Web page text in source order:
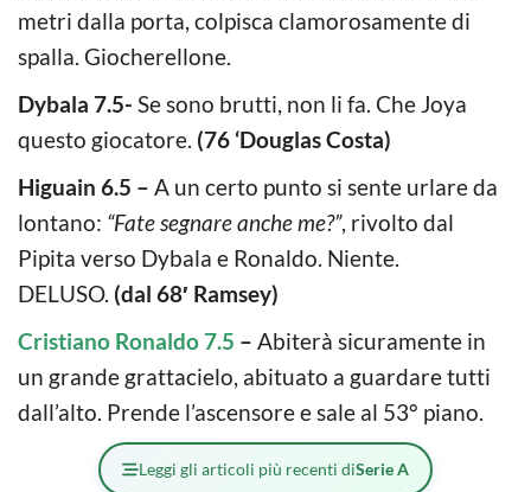
metri dalla porta, colpisca clamorosamente di
spalla. Giocherellone.
Dybala 7.5- Se sono brutti, non li fa. Che Joya
questo giocatore. (76 ‘Douglas Costa)
Higuain 6.5 – A un certo punto si sente urlare da
lontano: “Fate segnare anche me?”, rivolto dal
Pipita verso Dybala e Ronaldo. Niente.
DELUSO. (dal 68′ Ramsey)
Cristiano Ronaldo 7.5 – Abiterà sicuramente in
un grande grattacielo, abituato a guardare tutti
dall’alto. Prende l’ascensore e sale al 53° piano.
Leggi gli articoli più recenti diSerie A